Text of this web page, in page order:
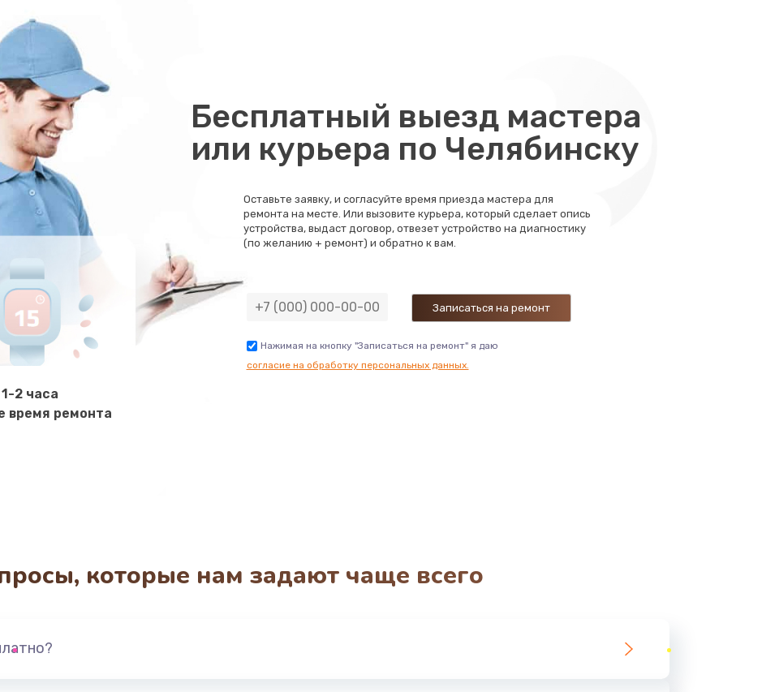
1-2 часа
время ремонта
Бесплатный выезд мастера
или курьера по Челябинску
Оставьте заявку, и согласуйте время приезда мастера для
ремонта на месте. Или вызовите курьера, который сделает опись
устройства, выдаст договор, отвезет устройство на диагностику
(по желанию + ремонт) и обратно к вам.
Нажимая на кнопку "Записаться на ремонт" я даю
согласие на обработку персональных данных.
которые нам задают чаще всего